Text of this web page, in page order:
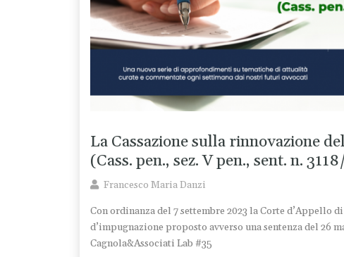
La Cassazione sulla rinnovazione
(Cass. pen., sez. V pen., sent. n.
Francesco Maria Danzi
Con ordinanza del 7 settembre 2023 la Corte
d’impugnazione proposto avverso una sentenza del 26
Cagnola&Associati Lab #35